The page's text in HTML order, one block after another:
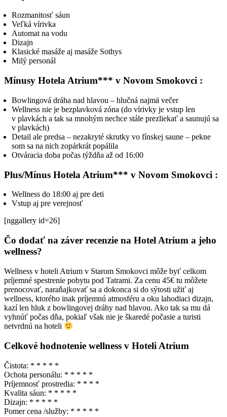
Rozmanitosť sáun
Veľká vírivka
Automat na vodu
Dizajn
Klasické masáže aj masáže Sothys
Milý personál
Mínusy Hotela Atrium*** v Novom Smokovci :
Bowlingová dráha nad hlavou – hlučná najmä večer
Wellness nie je bezplavková zóna (do vírivky je vstup len
v plavkách a tak sa mnohým nechce stále prezliekať a saunujú sa
v plavkách)
Detail ale predsa – nezakryté skrutky vo fínskej saune – pekne
som sa na nich zopárkrát popálila
Otváracia doba počas týždňa až od 16:00
Plus/Mínus Hotela Atrium*** v Novom Smokovci :
Wellness do 18:00 aj pre deti
Vstup aj pre verejnosť
[nggallery id=26]
Čo dodať na záver recenzie na Hotel Atrium a jeho
wellness?
Wellness v hoteli Atrium v Starom Smokovci môže byť celkom
príjemné spestrenie pobytu pod Tatrami. Za cenu 45€ tu môžete
prenocovať, naraňajkovať sa a dokonca si do sýtosti užiť aj
wellness, ktorého inak príjemnú atmosféru a oku lahodiaci dizajn,
kazí len hluk z bowlingovej dráhy nad hlavou. Ako tak sa mu dá
vyhnúť počas dňa, pokiaľ však nie je škaredé počasie a turisti
netvrdnú na hoteli
Celkové hodnotenie wellness v Hoteli Atrium
Čistota: * * * * *
Ochota personálu: * * * * *
Príjemnosť prostredia: * * * *
Kvalita sáun: * * * * *
Dizajn: * * * * *
Pomer cena /služby: * * * * *